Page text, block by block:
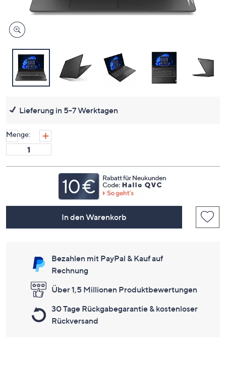
Lieferung in 5-7 Werktagen
Menge:
In den Warenkorb
Bezahlen mit PayPal & Kauf auf
Rechnung
Über 1,5 Millionen Produktbewertungen
30 Tage Rückgabegarantie & kostenloser
Rückversand